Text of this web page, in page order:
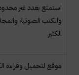
استمتع بعدد غير
والكتب الصوتية
الكثير
موقع لتحميل وقراءة